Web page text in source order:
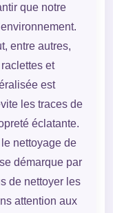
que notre
entre autres,
et
est
les traces de
éclatante.
nettoyage de
démarque par
de nettoyer les
attention aux